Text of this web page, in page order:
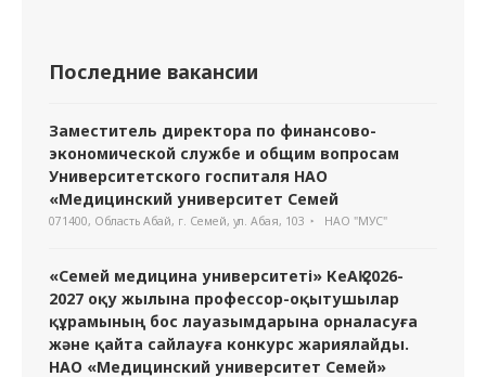
Последние вакансии
Заместитель директора по финансово-
экономической службе и общим вопросам
Университетского госпиталя НАО
«Медицинский университет Семей
071400, Область Абай, г. Семей, ул. Абая, 103 НАО "МУС"
«Семей медицина университеті» КеАҚ 2026-
2027 оқу жылына профессор-оқытушылар
құрамының бос лауазымдарына орналасуға
және қайта сайлауға конкурс жариялайды.
НАО «Медицинский университет Семей»